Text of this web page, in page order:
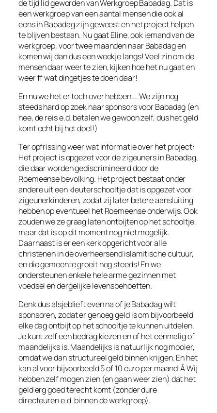
de tijd lid geworden van Werkgroep Babadag. Dat is
een werkgroep van een aantal mensen die ook al
eens in Babadag zijn geweest en het project helpen
te blijven bestaan. Nu gaat Eline, ook iemand van de
werkgroep, voor twee maanden naar Babadag en
komen wij dan dus een weekje langs! Veel zin om de
mensen daar weer te zien, kijken hoe het nu gaat en
weer ff wat dingetjes te doen daar!
En nu we het er toch over hebben…. We zijn nog
steeds hard op zoek naar sponsors voor Babadag (en
nee, de reis e.d. betalen we gewoon zelf, dus het geld
komt echt bij het doel!)
Ter opfrissing weer wat informatie over het project:
Het project is opgezet voor de zigeuners in Babadag,
die daar worden gediscrimineerd door de
Roemeense bevolking. Het project bestaat onder
andere uit een kleuterschooltje dat is opgezet voor
zigeunerkinderen, zodat zij later betere aansluiting
hebben op eventueel het Roemeense onderwijs. Ook
zouden we ze graag laten ontbijten op het schooltje,
maar dat is op dit moment nog niet mogelijk.
Daarnaast is er een kerk opgericht voor alle
christenen in de overheersend islamitische cultuur,
en die gemeente groeit nog steeds! En we
ondersteunen enkele hele arme gezinnen met
voedsel en dergelijke levensbehoeften.
Denk dus alsjeblieft even na of je Babadag wilt
sponsoren, zodat er genoeg geld is om bijvoorbeeld
elke dag ontbijt op het schooltje te kunnen uitdelen.
Je kunt zelf een bedrag kiezen en of het eenmalig of
maandelijks is. Maandelijks is natuurlijk nog mooier,
omdat we dan structureel geld binnen krijgen. En het
kan al voor bijvoorbeeld 5 of 10 euro per maand!Â Wij
hebben zelf mogen zien (en gaan weer zien) dat het
geld erg goed terecht komt (zonder dure
directeuren e.d. binnen de werkgroep).